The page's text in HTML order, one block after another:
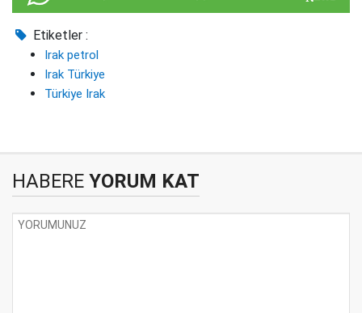
Etiketler :
Irak petrol
Irak Türkiye
Türkiye Irak
HABERE YORUM KAT